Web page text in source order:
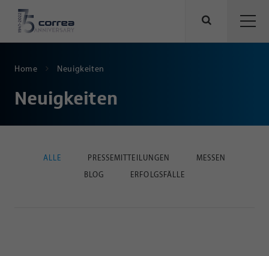
Home Neuigkeiten
Neuigkeiten
ALLE PRESSEMITTEILUNGEN MESSEN
BLOG ERFOLGSFÄLLE